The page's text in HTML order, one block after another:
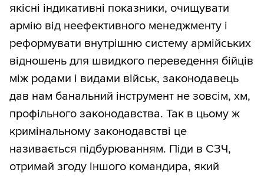
якісні індикативні показники, очищувати
армію від неефективного менеджменту і
реформувати внутрішню систему армійських
відношень для швидкого переведення бійців
між родами і видами військ, законодавець
дав нам банальний інструмент не зовсім, хм,
профільного законодавства. Так в цьому ж
кримінальному законодавстві це
називається підбурюванням. Піди в СЗЧ,
отримай згоду іншого командира, який